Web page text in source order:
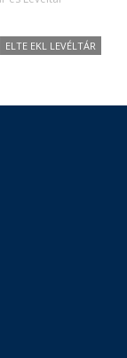
ELTE EKL LEVÉLTÁR